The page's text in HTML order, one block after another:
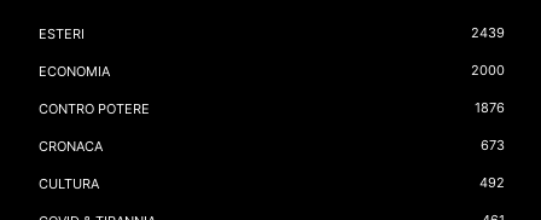
ESTERI 2439
ECONOMIA 2000
CONTRO POTERE 1876
CRONACA 673
CULTURA 492